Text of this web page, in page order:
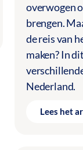
overwogen
brengen.
de reis van
maken? In
Nederland.
Lees het